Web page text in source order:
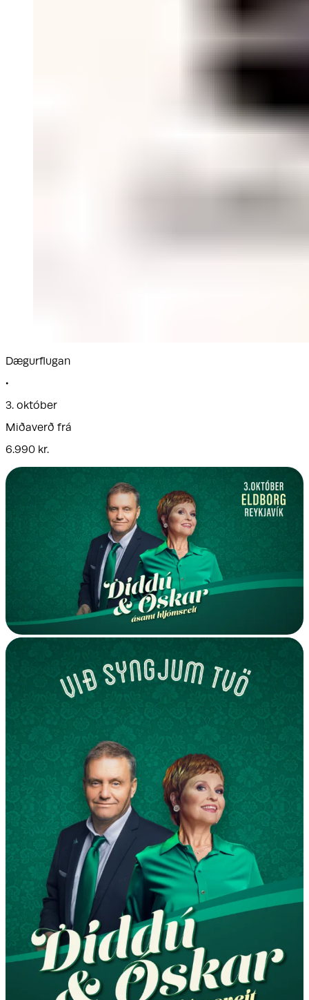
Dægurflugan
•
3. október
Miðaverð frá
6.990 kr.